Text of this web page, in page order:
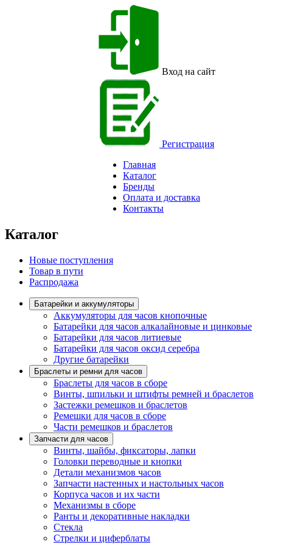
Вход на сайт
Регистрация
Главная
Каталог
Бренды
Оплата и доставка
Контакты
Каталог
Новые поступления
Товар в пути
Распродажа
Батарейки и аккумуляторы
Аккумуляторы для часов кнопочные
Батарейки для часов алкалайновые и цинковые
Батарейки для часов литиевые
Батарейки для часов оксид серебра
Другие батарейки
Браслеты и ремни для часов
Браслеты для часов в сборе
Винты, шпильки и штифты ремней и браслетов
Застежки ремешков и браслетов
Ремешки для часов в сборе
Части ремешков и браслетов
Запчасти для часов
Винты, шайбы, фиксаторы, лапки
Головки переводные и кнопки
Детали механизмов часов
Запчасти настенных и настольных часов
Корпуса часов и их части
Механизмы в сборе
Ранты и декоративные накладки
Стекла
Стрелки и циферблаты